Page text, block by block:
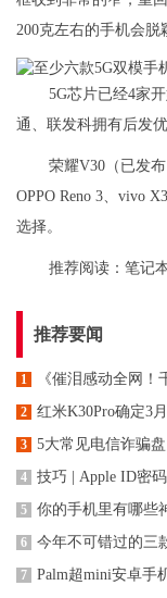
200克左右的手机会脱
5G芯片已经4家
通、联发科拥有后发
荣耀V30（已发布
OPPO Reno 3、vivo
选择。
推荐阅读： 笔记
推荐要闻
1 《催泪感动全网！
2 红米K30Pro确定3
3 5大常见电信诈骗
4 技巧 | Apple ID密
5 你的手机里有哪些
6 今年不可错过的三
7 Palm超mini安卓手